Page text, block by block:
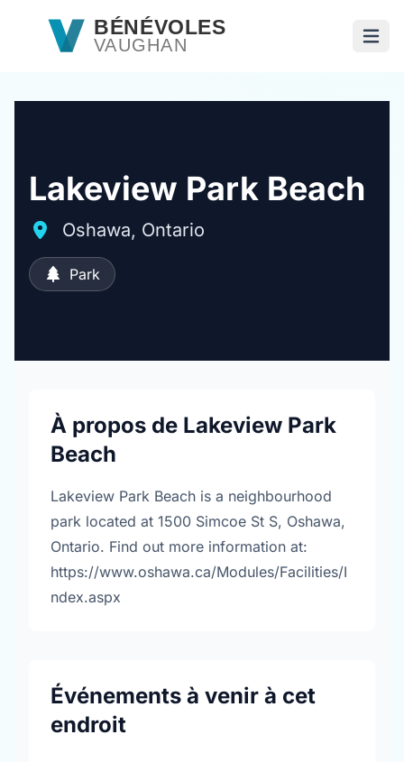
Passer au contenu principal
BÉNÉVOLES
VAUGHAN
Lakeview Park Beach
Oshawa, Ontario
Park
À propos de Lakeview Park
Beach
Lakeview Park Beach is a neighbourhood
park located at 1500 Simcoe St S, Oshawa,
Ontario. Find out more information at:
https://www.oshawa.ca/Modules/Facilities/I
ndex.aspx
Événements à venir à cet
endroit